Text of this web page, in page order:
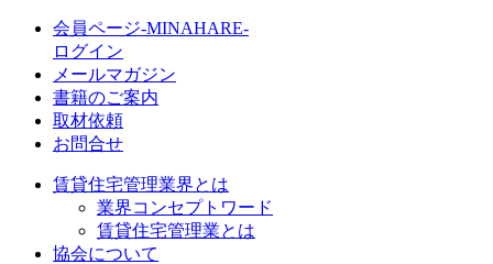
会員ページ-MINAHARE-
ログイン
メールマガジン
書籍のご案内
取材依頼
お問合せ
賃貸住宅管理業界とは
業界コンセプトワード
賃貸住宅管理業とは
協会について